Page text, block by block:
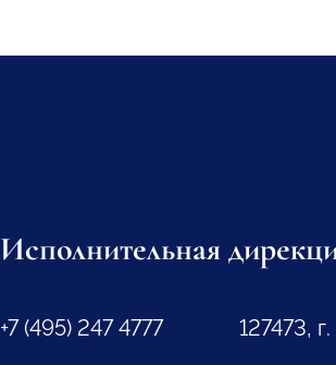
Исполнительная
+7 (495) 247 4777
127473,